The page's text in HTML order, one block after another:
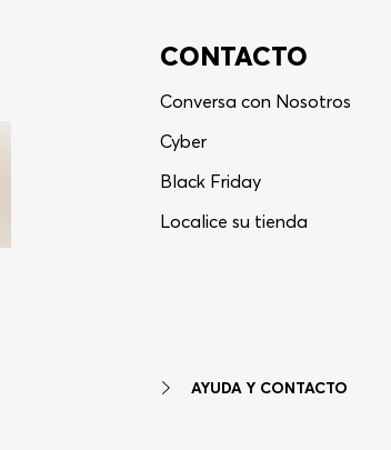
CONTACTO
Conversa con Nosotros
Cyber
Black Friday
Localice su tienda
AYUDA Y CONTACTO